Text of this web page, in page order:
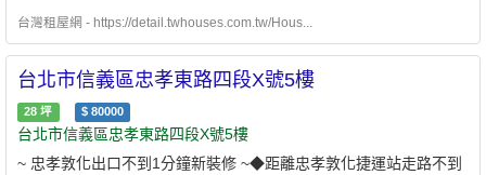
台灣租屋網 - https://detail.twhouses.com.tw/Hous...
台北市信義區忠孝東路四段X號5樓
28 坪 $ 80000
台北市信義區忠孝東路四段X號5樓
~ 忠孝敦化出口不到1分鐘新裝修 ~◆距離忠孝敦化捷運站走路不到